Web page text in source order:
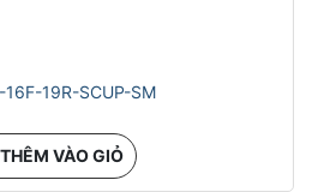
19R-SCUP-SM
THÊM VÀO GIỎ